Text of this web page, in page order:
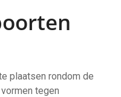
plaatsen rondom de
tegen